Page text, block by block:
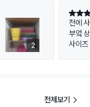
2
별점 5
전에
부엌
사이즈
전체보기